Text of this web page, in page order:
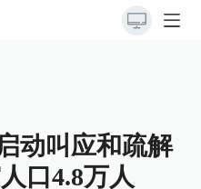
动叫应和疏解
口4.8万人